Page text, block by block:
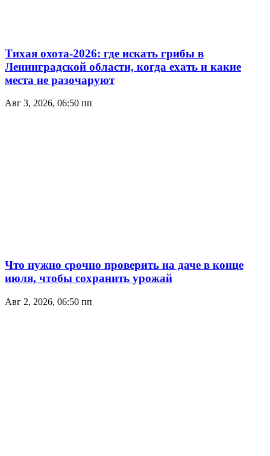
Тихая охота-2026: где искать грибы в
Ленинградской области, когда ехать и какие
места не разочаруют
Авг 3, 2026, 06:50 пп
Что нужно срочно проверить на даче в конце
июля, чтобы сохранить урожай
Авг 2, 2026, 06:50 пп